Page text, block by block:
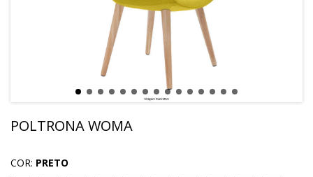
POLTRONA WOMA
COR: PRETO